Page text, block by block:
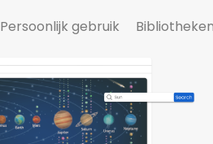
Persoonlijk gebruik